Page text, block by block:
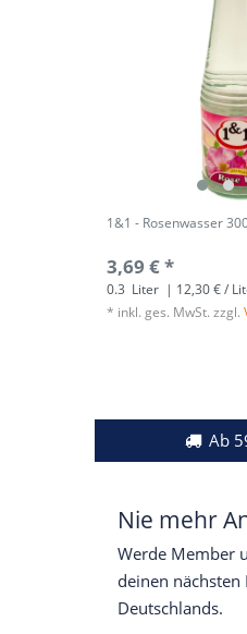
1&1 - Rosenwasser
3,69 € *
0.3 Liter | 12,30 € /
* inkl. ges. MwSt. zzgl.
Ab
Nie mehr
Werde Member
deinen
Deutschlands.